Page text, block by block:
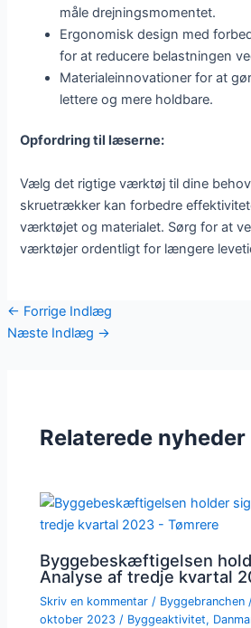
måle drejningsmomentet.
Ergonomisk design med
for at reducere belastningen
Materialeinnovationer for at
lettere og mere holdbare.
Opfordring til læserne:
Vælg det rigtige værktøj til dine
skruetrækker kan forbedre
værktøjet og materialet. Sørg for at
værktøjer ordentligt for længere
← Forrige Indlæg
Næste Indlæg →
Relaterede nyheder
Byggebeskæftigelsen
Analyse af tredje kvartal
Skriv en kommentar / Byggebranchen
oktober 2023/ Byggeaktivitet,